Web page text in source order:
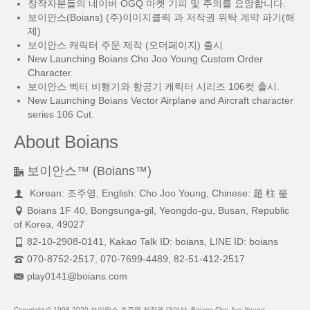
창작자분들의 네이버 OGQ 마켓 기피 및 주의를 요망합니다.
보이안스(Boians) (주)이미지클릭 과 저작권 위탁 계약 파기(해
제)
보이안스 캐릭터 주문 제작 (오더페이지) 출시.
New Launching Boians Cho Joo Young Custom Order
Character.
보이안스 벡터 비행기와 항공기 캐릭터 시리즈 106컷 출시.
New Launching Boians Vector Airplane and Aircraft character
series 106 Cut.
About Boians
보이안스™ (Boians™)
Korean: 조주영, English: Cho Joo Young, Chinese: 趙 柱 瑩
Boians 1F 40, Bongsunga-gil, Yeongdo-gu, Busan, Republic
of Korea, 49027
82-10-2908-0141, Kakao Talk ID: boians, LINE ID: boians
070-8752-2517, 070-7699-4489, 82-51-412-2517
play0141@boians.com